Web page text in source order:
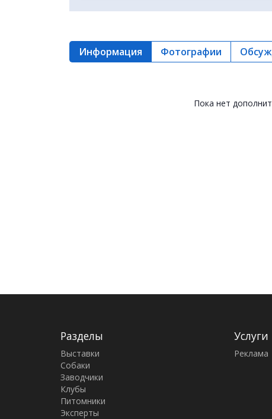
Информация Фотографии
Пока нет
Разделы
Выставки
Собаки
Заводчики
Клубы
Питомники
Эксперты
Услуги
Реклама